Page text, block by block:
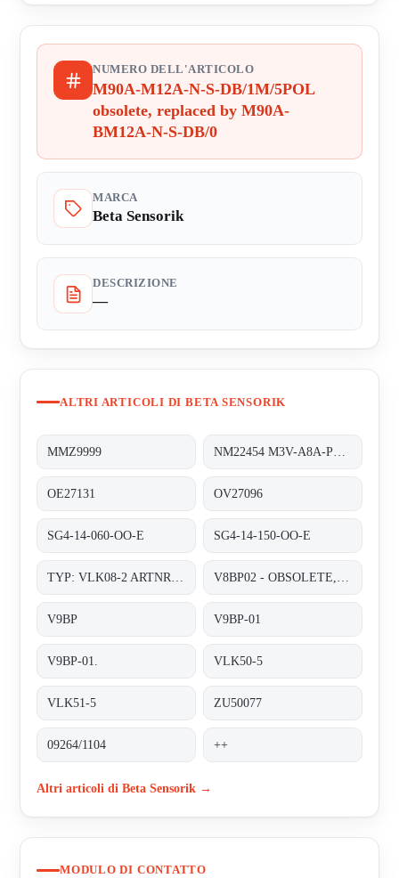
NUMERO DELL'ARTICOLO
M90A-M12A-N-S-DB/1M/5POL
obsolete, replaced by M90A-
BM12A-N-S-DB/0
MARCA
Beta Sensorik
DESCRIZIONE
—
ALTRI ARTICOLI DI BETA SENSORIK
MMZ9999
OE27131 OV27096
SG4-14-060-OO-E SG4-14-150-OO-E
V9BP V9BP-01
V9BP-01. VLK50-5
VLK51-5 ZU50077
09264/1104 ++
Altri articoli di Beta Sensorik →
MODULO DI CONTATTO